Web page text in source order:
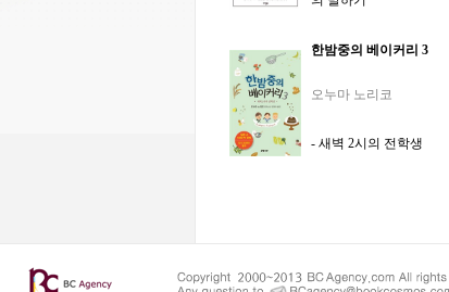
한밤중의 베이커리 3
오누마 노리코
- 새벽 2시의 전학생